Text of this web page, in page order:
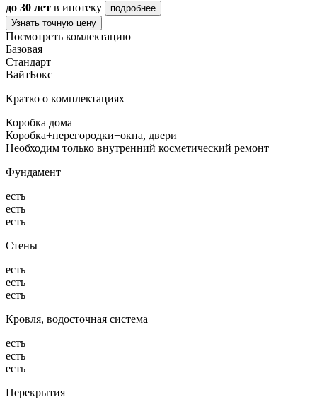
до 30 лет в ипотеку
подробнее
Узнать точную цену
Посмотреть комлектацию
Базовая
Стандарт
ВайтБокс
Кратко о комплектациях
Коробка дома
Коробка+перегородки+окна, двери
Необходим только внутренний косметический ремонт
Фундамент
есть
есть
есть
Стены
есть
есть
есть
Кровля, водосточная система
есть
есть
есть
Перекрытия